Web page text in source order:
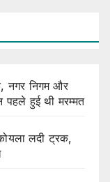
नगर निगम और
पहले हुई थी मरम्मत
लदी ट्रक,